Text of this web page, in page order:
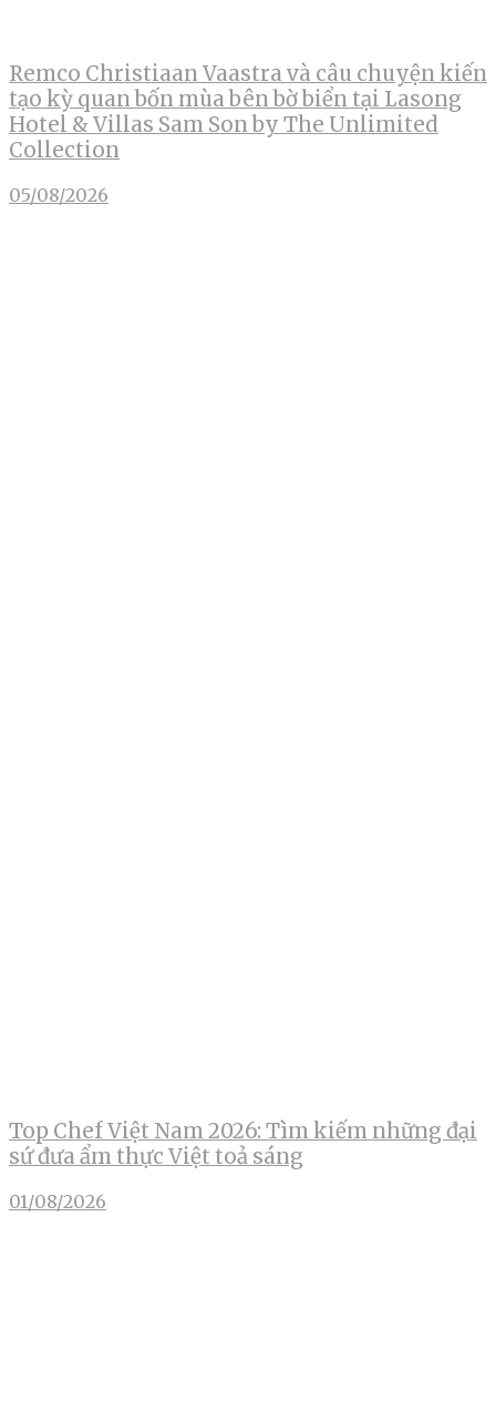
Remco Christiaan Vaastra và câu chuyện kiến
tạo kỳ quan bốn mùa bên bờ biển tại Lasong
Hotel & Villas Sam Son by The Unlimited
Collection
05/08/2026
Top Chef Việt Nam 2026: Tìm kiếm những đại
sứ đưa ẩm thực Việt toả sáng
01/08/2026